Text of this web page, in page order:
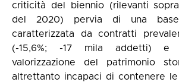
criticità del biennio (rilevanti
del 2020) pervia di una base
caratterizzata da contratti
(-15,6%; -17 mila addetti)
valorizzazione del patrimonio
altrettanto incapaci di contenere le